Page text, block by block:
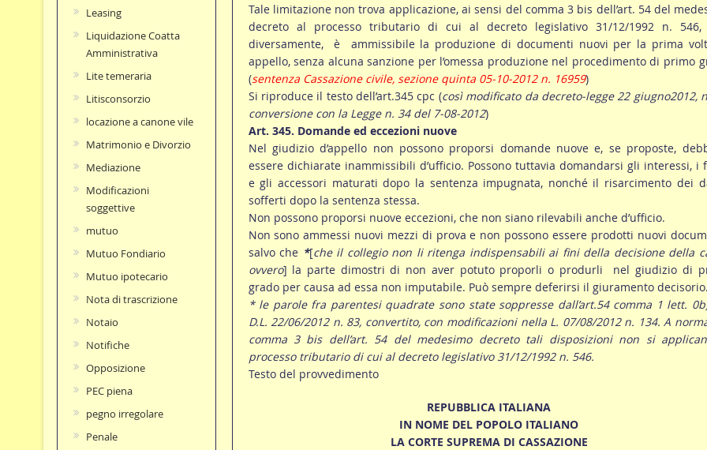
Tale limitazione non trova applicazione, ai sensi del comma 3 bis dell’art. 54 del
decreto al processo tributario di cui al decreto legislativo 31/12/1992 n. 546,
diversamente, è ammissibile la produzione di documenti nuovi per la prima
appello, senza alcuna sanzione per l’omessa produzione nel procedimento di primo
(sentenza Cassazione civile, sezione quinta 05-10-2012 n. 16959)
Si riproduce il testo dell’art.345 cpc (così modificato da decreto-legge 22 giugno2012,
conversione con la Legge n. 34 del 7-08-2012)
Art. 345. Domande ed eccezioni nuove
Nel giudizio d’appello non possono proporsi domande nuove e, se proposte,
essere dichiarate inammissibili d’ufficio. Possono tuttavia domandarsi gli interessi, i
e gli accessori maturati dopo la sentenza impugnata, nonché il risarcimento dei
sofferti dopo la sentenza stessa.
Non possono proporsi nuove eccezioni, che non siano rilevabili anche d’ufficio.
Non sono ammessi nuovi mezzi di prova e non possono essere prodotti nuovi
salvo che *[che il collegio non li ritenga indispensabili ai fini della decisione della
ovvero] la parte dimostri di non aver potuto proporli o produrli nel giudizio di
grado per causa ad essa non imputabile. Può sempre deferirsi il giuramento decisorio.
* le parole fra parentesi quadrate sono state soppresse dall’art.54 comma 1 lett.
D.L. 22/06/2012 n. 83, convertito, con modificazioni nella L. 07/08/2012 n. 134. A
comma 3 bis dell’art. 54 del medesimo decreto tali disposizioni non si
processo tributario di cui al decreto legislativo 31/12/1992 n. 546.
Testo del provvedimento
REPUBBLICA ITALIANA
IN NOME DEL POPOLO ITALIANO
LA CORTE SUPREMA DI CASSAZIONE
Leasing
Liquidazione Coatta
Amministrativa
Lite temeraria
Litisconsorzio
locazione a canone vile
Matrimonio e Divorzio
Mediazione
Modificazioni
soggettive
mutuo
Mutuo Fondiario
Mutuo ipotecario
Nota di trascrizione
Notaio
Notifiche
Opposizione
PEC piena
pegno irregolare
Penale